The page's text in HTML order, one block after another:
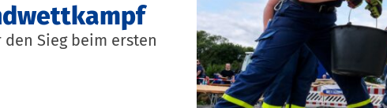
Sieg beim ersten